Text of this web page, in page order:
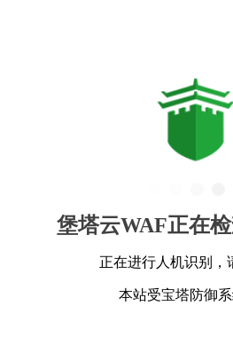
堡塔云WAF正在
正在进行人机识别，
本站受宝塔防御